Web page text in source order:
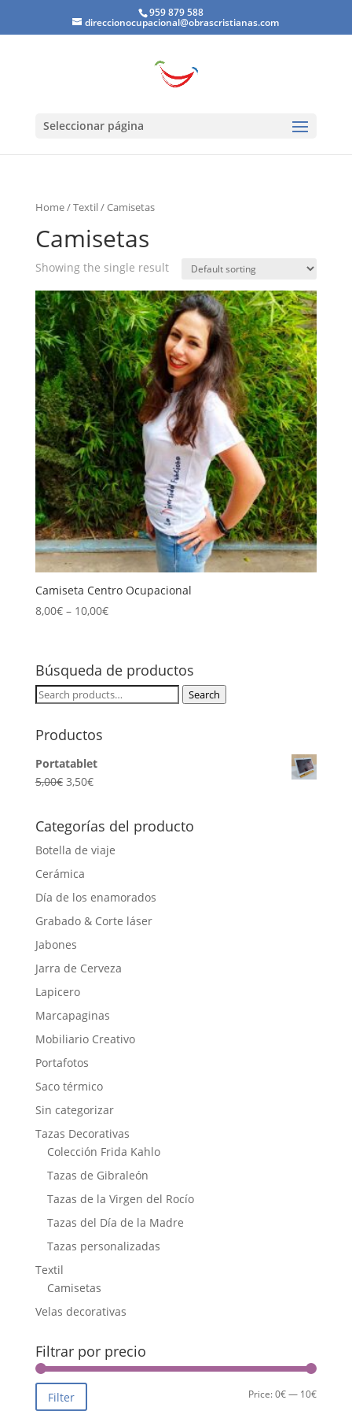
959 879 588
direccionocupacional@obrascristianas.com
Seleccionar página
Home/Textil/ Camisetas
Camisetas
Showing the single result
Camiseta Centro Ocupacional
8,00€– 10,00€
Búsqueda de productos
Search
Search
Productos
Portatablet
5,00€ 3,50€
Categorías del producto
Botella de viaje
Cerámica
Día de los enamorados
Grabado & Corte láser
Jabones
Jarra de Cerveza
Lapicero
Marcapaginas
Mobiliario Creativo
Portafotos
Saco térmico
Sin categorizar
Tazas Decorativas
Colección Frida Kahlo
Tazas de Gibraleón
Tazas de la Virgen del Rocío
Tazas del Día de la Madre
Tazas personalizadas
Textil
Camisetas
Velas decorativas
Filtrar por precio
Min
Max
Filter Price:0€— 10€